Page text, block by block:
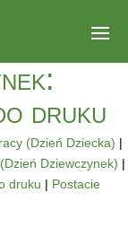
druku
(Dzień Dziecka) |
Dziewczynek) |
druku | Postacie